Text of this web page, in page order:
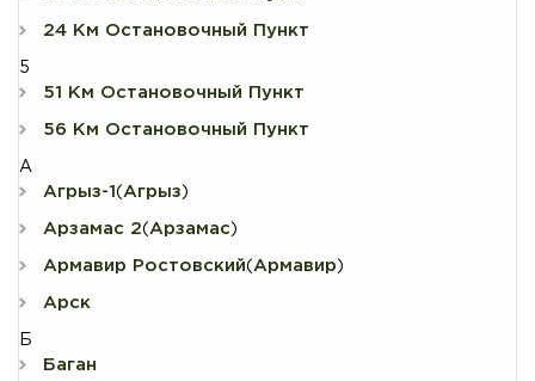
24 Км Остановочный Пункт
5
51 Км Остановочный Пункт
56 Км Остановочный Пункт
А
Агрыз-1 ( Агрыз )
Арзамас 2( Арзамас)
Армавир Ростовский( Армавир )
Арск
Б
Баган